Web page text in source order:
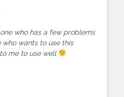
who has a few problems
who wants to use this
me to use well